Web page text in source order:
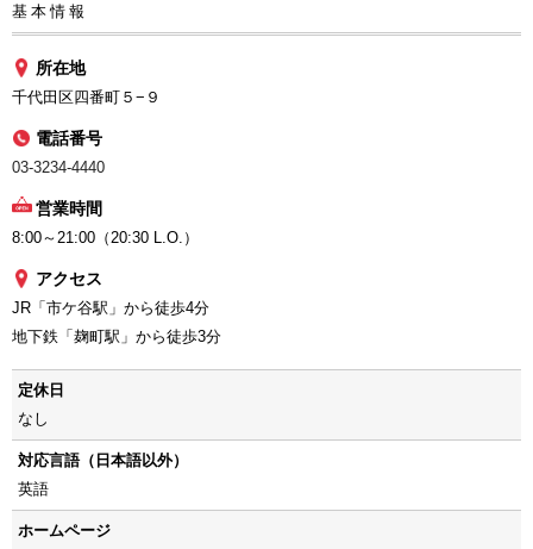
基本情報
所在地
千代田区四番町５−９
電話番号
03-3234-4440
営業時間
8:00～21:00（20:30 L.O.）
アクセス
JR「市ケ谷駅」から徒歩4分
地下鉄「麹町駅」から徒歩3分
定休日
なし
対応言語（日本語以外）
英語
ホームページ